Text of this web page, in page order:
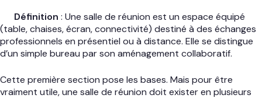
Définition : Une salle de réunion est un espace équipé
(table, chaises, écran, connectivité) destiné à des échanges
professionnels en présentiel ou à distance. Elle se distingue
d’un simple bureau par son aménagement collaboratif.
Cette première section pose les bases. Mais pour être
vraiment utile, une salle de réunion doit exister en plusieurs